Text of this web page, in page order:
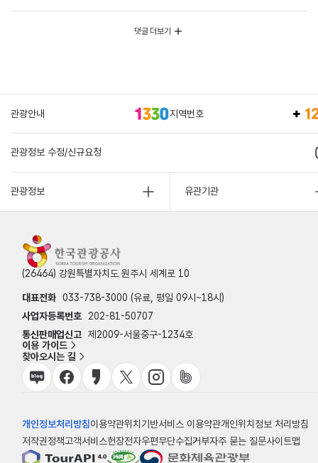
댓글 더보기
관광안내 지역번호
관광정보 수정/신규요청
관광정보 유관기관
(26464) 강원특별자치도 원주시 세계로 10
대표전화 033-738-3000 (유료, 평일 09시~18시)
사업자등록번호
202-81-50707
통신판매업신고 제2009-서울중구-1234호
이용 가이드
찾아오시는 길
개인정보처리방침이용약관위치기반서비스 이용약관개인위치정보 처리방침
저작권정책고객서비스헌장전자우편무단수집거부자주 묻는 질문사이트맵